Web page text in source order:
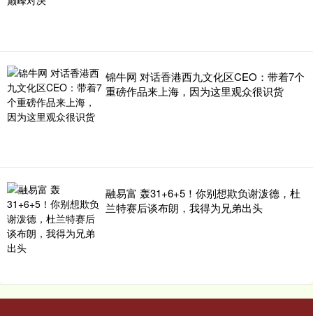
锦牛网 对话香港西九文化区CEO：带着7个
重磅作品来上海，因为这里观众很识货
融易富 轰31+6+5！你别想欺负谢泼德，杜
兰特赛后谈布朗，我得为兄弟出头